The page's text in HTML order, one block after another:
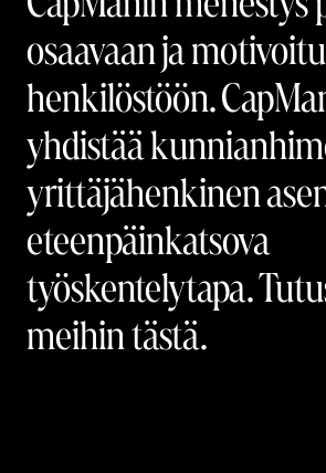
osaavaan ja
henkilöstöön.
yhdistää
yrittäjähenkinen
eteenpäinkatsova
työskentelytapa.
meihin tästä.